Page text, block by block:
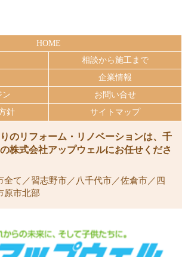
HOME
相談から施工まで
企業情報
ン
お問い合せ
針
サイトマップ
のリフォーム・リノベーションは、千
株式会社アップウェルにお任せくださ
全て／習志野市／八千代市／佐倉市／四
原市北部